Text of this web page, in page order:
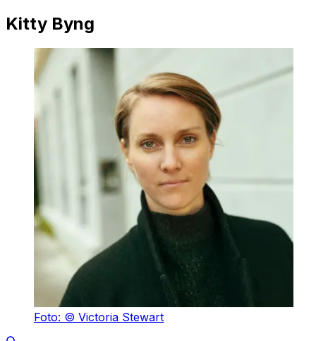
Kitty Byng
Foto: © Victoria Stewart